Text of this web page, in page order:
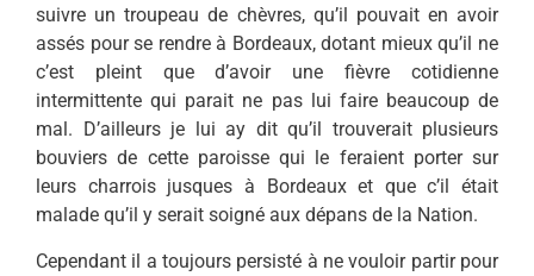
suivre un troupeau de chèvres, qu’il pouvait en avoir
assés pour se rendre à Bordeaux, dotant mieux qu’il ne
c’est pleint que d’avoir une fièvre cotidienne
intermittente qui parait ne pas lui faire beaucoup de
mal. D’ailleurs je lui ay dit qu’il trouverait plusieurs
bouviers de cette paroisse qui le feraient porter sur
leurs charrois jusques à Bor­deaux et que c’il était
malade qu’il y serait soigné aux dépans de la Nation.
Cependant il a toujours persisté à ne vouloir partir pour